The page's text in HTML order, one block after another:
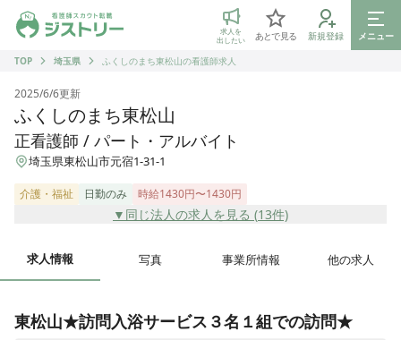
ジストリー 看護師の転職マッチング
求人を
出したい
あとで見る 新規登録
メニュー
TOP
埼玉県 ふくしのまち東松山の看護師求人
2025/6/6更新
ふくしのまち東松山
正看護師 / パート・アルバイト
埼玉県東松山市元宿1-31-1
介護・福祉 日勤のみ 時給1430円〜1430円
▼同じ法人の求人を見る (13件)
求人情報 写真 事業所情報 他の求人
東松山★訪問入浴サービス３名１組での訪問★